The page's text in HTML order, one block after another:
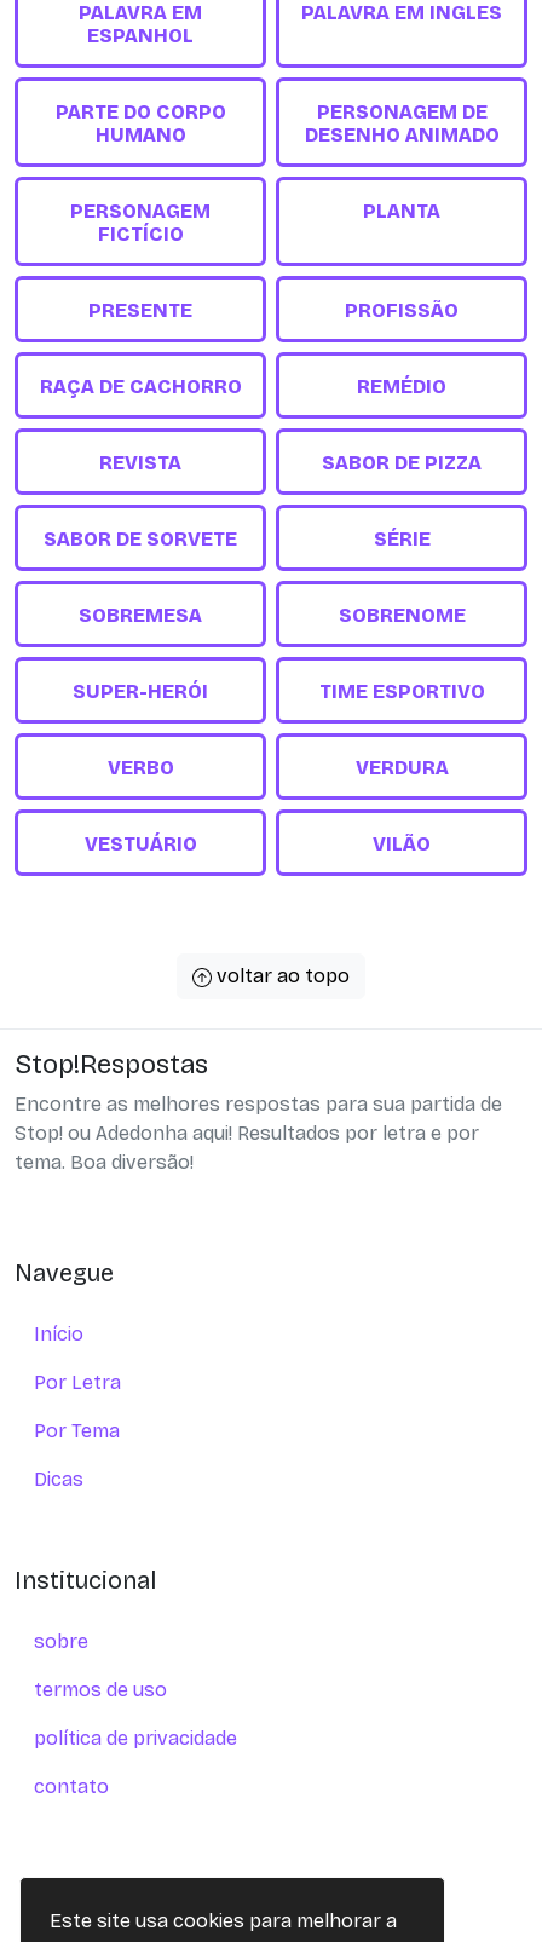
Este site usa cookies para melhorar a
PALAVRA EM
ESPANHOL
PALAVRA EM INGLES
PARTE DO CORPO
HUMANO
PERSONAGEM DE
DESENHO ANIMADO
PERSONAGEM
FICTÍCIO
PLANTA
PRESENTE PROFISSÃO
RAÇA DE CACHORRO REMÉDIO
REVISTA SABOR DE PIZZA
SABOR DE SORVETE SÉRIE
SOBREMESA SOBRENOME
SUPER-HERÓI TIME ESPORTIVO
VERBO VERDURA
VESTUÁRIO VILÃO
voltar ao topo
Stop!Respostas
Encontre as melhores respostas para sua partida de
Stop! ou Adedonha aqui! Resultados por letra e por
tema. Boa diversão!
Navegue
Início
Por Letra
Por Tema
Dicas
Institucional
sobre
termos de uso
política de privacidade
contato